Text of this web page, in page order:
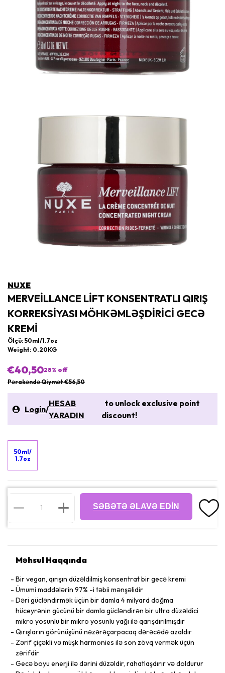
NUXE
MERVEILLANCE LIFT KONSENTRATLI QIRIŞ
KORREKSIYASI MÖHKƏMLƏŞDIRICI GECƏ
KREMI
Ölçü: 50ml/1.7oz
Weight: 0.20KG
€40,5028% off
Pərakəndə Qiymət €56,50
Login/
HESAB
YARADIN
to unlock exclusive point
discount!
50ml/
1.7oz
SƏBƏTƏ ƏLAVƏ EDIN
Məhsul Haqqında
Bir vegan, qırışın düzəldilmiş konsentrat bir gecə kremi
Ümumi maddələrin 97% -i təbii mənşəlidir
Dəri gücləndirmək üçün bir damla 4 milyard doğma
hüceyrənin gücünü bir damla gücləndirən bir ultra düzəldici
mikro yosunlu bir mikro yosunlu yağı ilə qarışdırılmışdır
Qırışların görünüşünü nəzərəçarpacaq dərəcədə azaldır
Zərif çiçəkli və müşk harmonies ilə son zövq vermək üçün
zərifdir
Gecə boyu enerji ilə dərini düzəldir, rahatlaşdırır və doldurur